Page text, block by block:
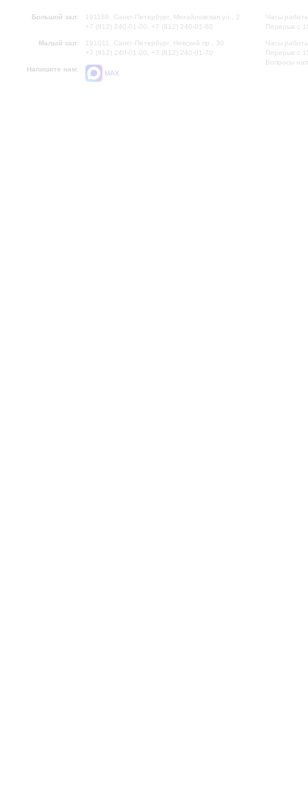
Большой зал:
191186, Санкт-Петербург, Михайловская ул., 2
+7 (812) 240-01-00, +7 (812) 240-01-80
Малый зал:
191011, Санкт-Петербург, Невский пр., 30
+7 (812) 240-01-00, +7 (812) 240-01-70
Напишите нам:
MAX
Часы
Перерыв с
Часы
Перерыв с
Вопросы